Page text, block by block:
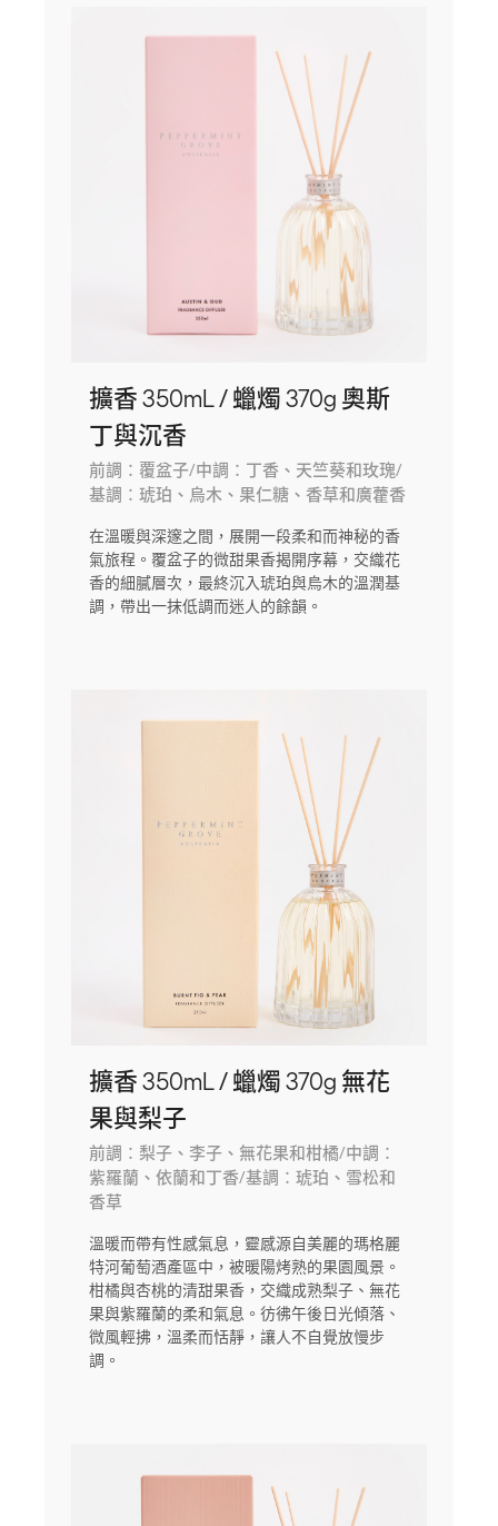
擴香 350mL / 蠟燭 370g 奧斯
丁與沉香
前調：覆盆子/中調：丁香、天竺葵和玫瑰/
基調：琥珀、烏木、果仁糖、香草和廣藿香
在溫暖與深邃之間，展開一段柔和而神秘的香
氣旅程。覆盆子的微甜果香揭開序幕，交織花
香的細膩層次，最終沉入琥珀與烏木的溫潤基
調，帶出一抹低調而迷人的餘韻。
擴香 350mL / 蠟燭 370g 無花
果與梨子
前調：梨子、李子、無花果和柑橘/中調：
紫羅蘭、依蘭和丁香/基調：琥珀、雪松和
香草
溫暖而帶有性感氣息，靈感源自美麗的瑪格麗
特河葡萄酒產區中，被暖陽烤熟的果園風景。
柑橘與杏桃的清甜果香，交織成熟梨子、無花
果與紫羅蘭的柔和氣息。彷彿午後日光傾落、
微風輕拂，溫柔而恬靜，讓人不自覺放慢步
調。